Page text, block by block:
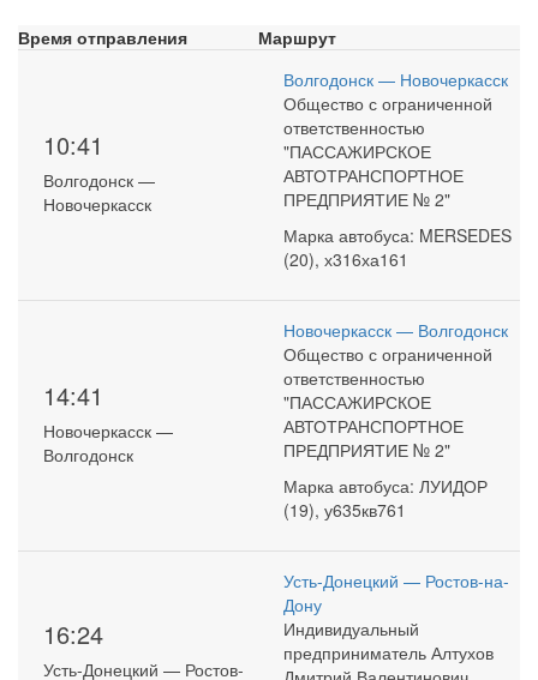
Время отправления Маршрут
10:41
Волгодонск —
Новочеркасск
Волгодонск — Новочеркасск
Общество с ограниченной
ответственностью
"ПАССАЖИРСКОЕ
АВТОТРАНСПОРТНОЕ
ПРЕДПРИЯТИЕ № 2"
Марка автобуса: MERSEDES
(20), х316ха161
14:41
Новочеркасск —
Волгодонск
Новочеркасск — Волгодонск
Общество с ограниченной
ответственностью
"ПАССАЖИРСКОЕ
АВТОТРАНСПОРТНОЕ
ПРЕДПРИЯТИЕ № 2"
Марка автобуса: ЛУИДОР
(19), у635кв761
16:24
Усть-Донецкий — Ростов-
Усть-Донецкий — Ростов-на-
Дону
Индивидуальный
предприниматель Алтухов